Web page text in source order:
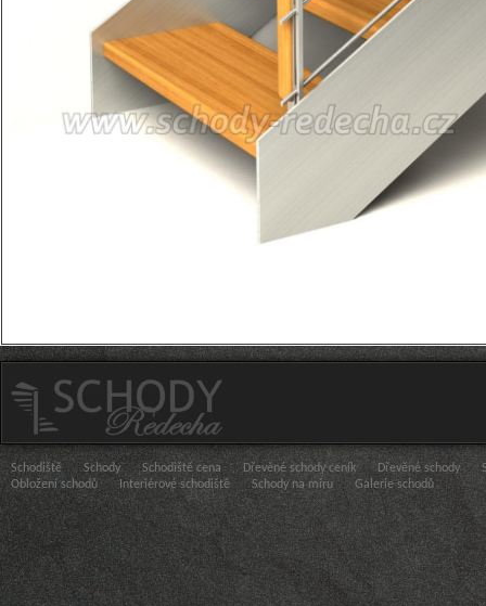
Schodiště Schody Schodiště cena Dřevěné schody ceník Dřevěné schody
Obložení schodů
Interiérové schodiště Schody na míru Galerie schodů